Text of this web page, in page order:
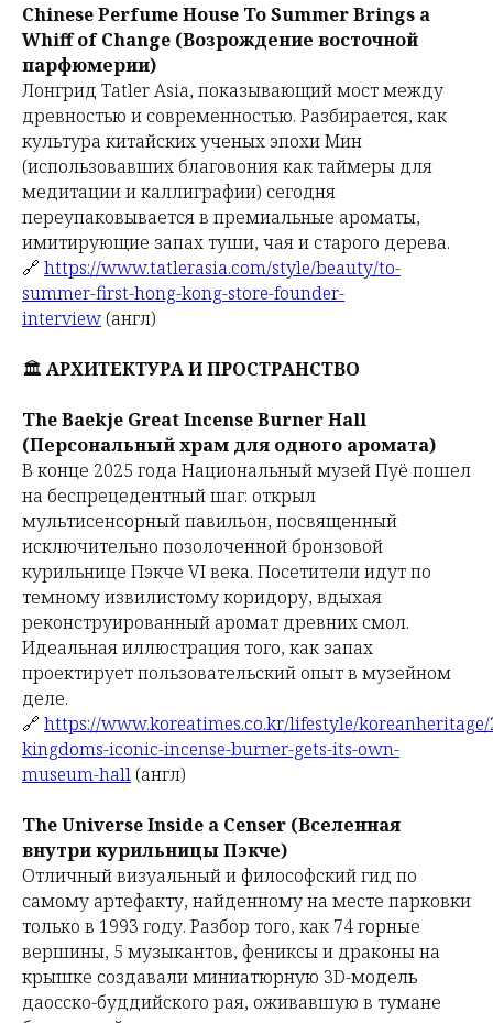
Chinese Perfume House To Summer Brings a
Whiff of Change (Возрождение восточной
парфюмерии)
Лонгрид Tatler Asia, показывающий мост между
древностью и современностью. Разбирается, как
культура китайских ученых эпохи Мин
(использовавших благовония как таймеры для
медитации и каллиграфии) сегодня
переупаковывается в премиальные ароматы,
имитирующие запах туши, чая и старого дерева.
🔗 https://www.tatlerasia.com/style/beauty/to-
summer-first-hong-kong-store-founder-
interview (англ)
🏛 АРХИТЕКТУРА И ПРОСТРАНСТВО
The Baekje Great Incense Burner Hall
(Персональный храм для одного аромата)
В конце 2025 года Национальный музей Пуё пошел
на беспрецедентный шаг: открыл
мультисенсорный павильон, посвященный
исключительно позолоченной бронзовой
курильнице Пэкче VI века. Посетители идут по
темному извилистому коридору, вдыхая
реконструированный аромат древних смол.
Идеальная иллюстрация того, как запах
проектирует пользовательский опыт в музейном
деле.
🔗 https://www.koreatimes.co.kr/lifestyle/koreanheritage/
kingdoms-iconic-incense-burner-gets-its-own-
museum-hall (англ)
The Universe Inside a Censer (Вселенная
внутри курильницы Пэкче)
Отличный визуальный и философский гид по
самому артефакту, найденному на месте парковки
только в 1993 году. Разбор того, как 74 горные
вершины, 5 музыкантов, фениксы и драконы на
крышке создавали миниатюрную 3D-модель
даосско-буддийского рая, оживавшую в тумане